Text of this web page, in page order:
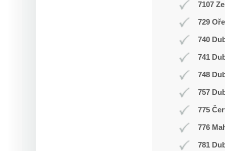
7107
729
740
741
748
757
775
776
781